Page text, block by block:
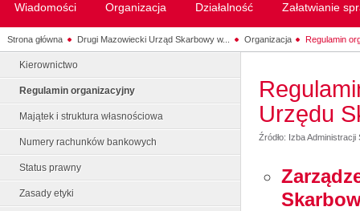
Wiadomości Organizacja Działalność Załatwianie
Strona główna Drugi Mazowiecki Urząd Skarbowy w... Organizacja Regulamin
Kierownictwo
Regulamin organizacyjny
Majątek i struktura własnościowa
Numery rachunków bankowych
Status prawny
Zasady etyki
Urzędu
Źródło: Izba